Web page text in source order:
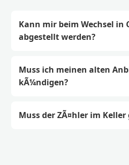
Kann mir beim Wechsel in
abgestellt werden?
Muss ich meinen alten
kÃ¼ndigen?
Muss der ZÃ¤hler im